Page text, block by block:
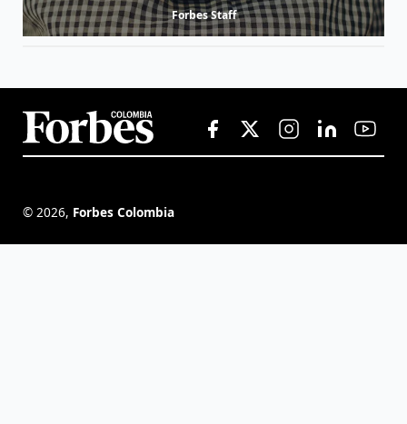
Forbes Staff
© 2026, Forbes Colombia